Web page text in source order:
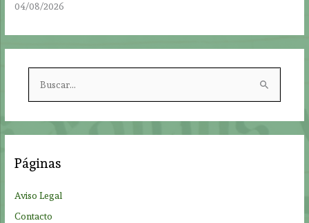
04/08/2026
c
r
Páginas
Aviso Legal
Contacto